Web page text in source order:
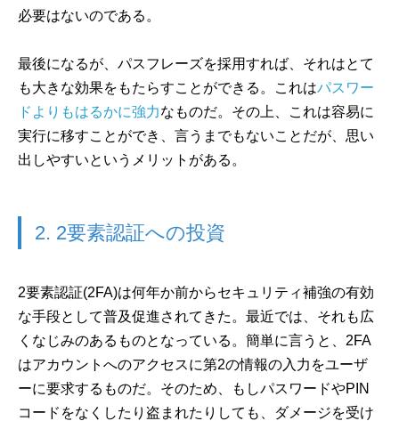
必要はないのである。
最後になるが、パスフレーズを採用すれば、それはとて
も大きな効果をもたらすことができる。これはパスワー
ドよりもはるかに強力なものだ。その上、これは容易に
実行に移すことができ、言うまでもないことだが、思い
出しやすいというメリットがある。
2. 2要素認証への投資
2要素認証(2FA)は何年か前からセキュリティ補強の有効
な手段として普及促進されてきた。最近では、それも広
くなじみのあるものとなっている。簡単に言うと、2FA
はアカウントへのアクセスに第2の情報の入力をユーザ
ーに要求するものだ。そのため、もしパスワードやPIN
コードをなくしたり盗まれたりしても、ダメージを受け